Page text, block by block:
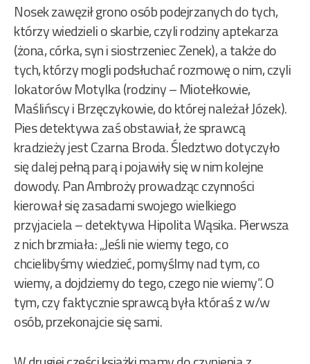
Nosek zawęził grono osób podejrzanych do tych,
którzy wiedzieli o skarbie, czyli rodziny aptekarza
(żona, córka, syn i siostrzeniec Zenek), a także do
tych, którzy mogli podsłuchać rozmowę o nim, czyli
lokatorów Motylka (rodziny – Miotełkowie,
Maślińscy i Brzęczykowie, do której należał Józek).
Pies detektywa zaś obstawiał, że sprawcą
kradzieży jest Czarna Broda. Śledztwo dotyczyło
się dalej pełną parą i pojawiły się w nim kolejne
dowody. Pan Ambroży prowadząc czynności
kierował się zasadami swojego wielkiego
przyjaciela – detektywa Hipolita Wąsika. Pierwsza
z nich brzmiała: „Jeśli nie wiemy tego, co
chcielibyśmy wiedzieć, pomyślmy nad tym, co
wiemy, a dojdziemy do tego, czego nie wiemy”. O
tym, czy faktycznie sprawcą była któraś z w/w
osób, przekonajcie się sami.